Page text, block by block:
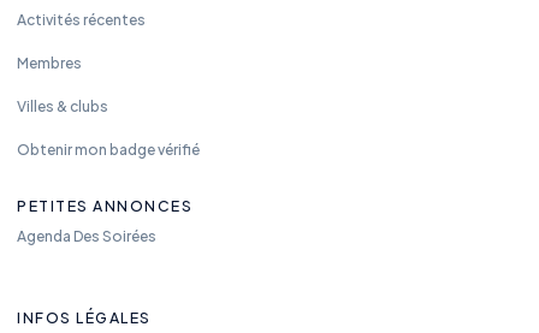
Activités récentes
Membres
Villes & clubs
Obtenir mon badge vérifié
PETITES ANNONCES
Agenda Des Soirées
INFOS LÉGALES